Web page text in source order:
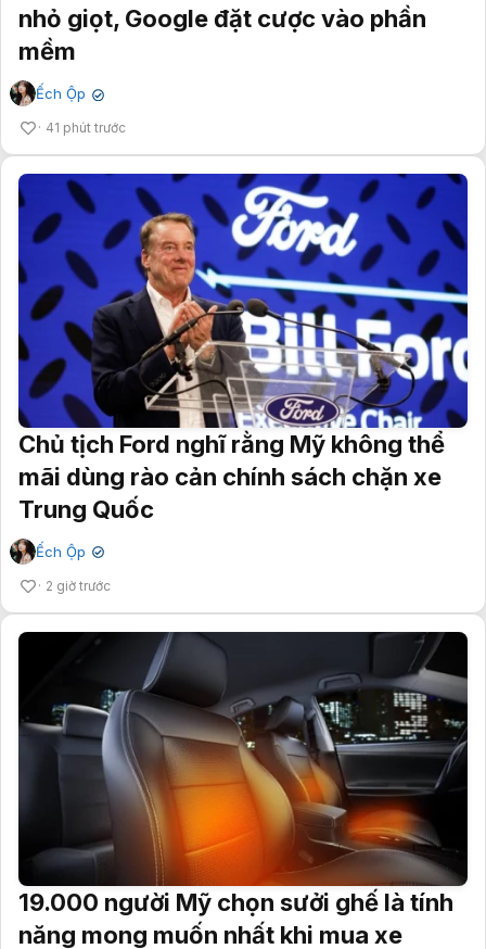
nhỏ giọt, Google đặt cược vào phần
mềm
Ếch Ộp ✔
41 phút trước
Chủ tịch Ford nghĩ rằng Mỹ không thể
mãi dùng rào cản chính sách chặn xe
Trung Quốc
Ếch Ộp ✔
2 giờ trước
19.000 người Mỹ chọn sưởi ghế là tính
năng mong muốn nhất khi mua xe